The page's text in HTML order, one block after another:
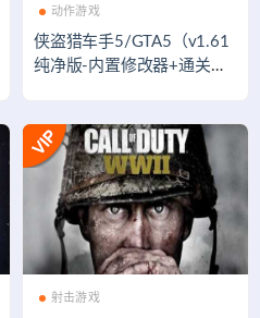
动作游戏
侠盗猎车手5/GTA5（v1.61
纯净版-内置修改器+通关存
射击游戏